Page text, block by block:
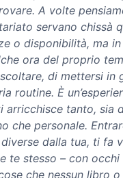
A volte
servano chissà
o disponibilità, ma
ora del proprio
di mettersi in
routine. È
arricchisce tanto, sia
che personale.
dalla tua, ti fa
te stesso – con occhi
che nessun libro